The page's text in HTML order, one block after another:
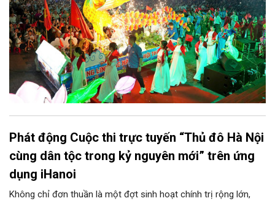
Phát động Cuộc thi trực tuyến “Thủ đô Hà Nội
cùng dân tộc trong kỷ nguyên mới” trên ứng
dụng iHanoi
Không chỉ đơn thuần là một đợt sinh hoạt chính trị rộng lớn,